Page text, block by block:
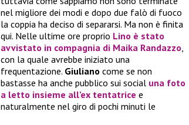
nel migliore dei modi e dopo due falò di fuoco
la coppia ha deciso di separarsi. Ma non è finita
qui. Nelle ultime ore proprio Lino è stato
avvistato in compagnia di Maika Randazzo,
con la quale avrebbe iniziato una
frequentazione. Giuliano come se non
bastasse ha anche pubblico sui social una foto
a letto insieme all’ex tentatrice e
naturalmente nel giro di pochi minuti le